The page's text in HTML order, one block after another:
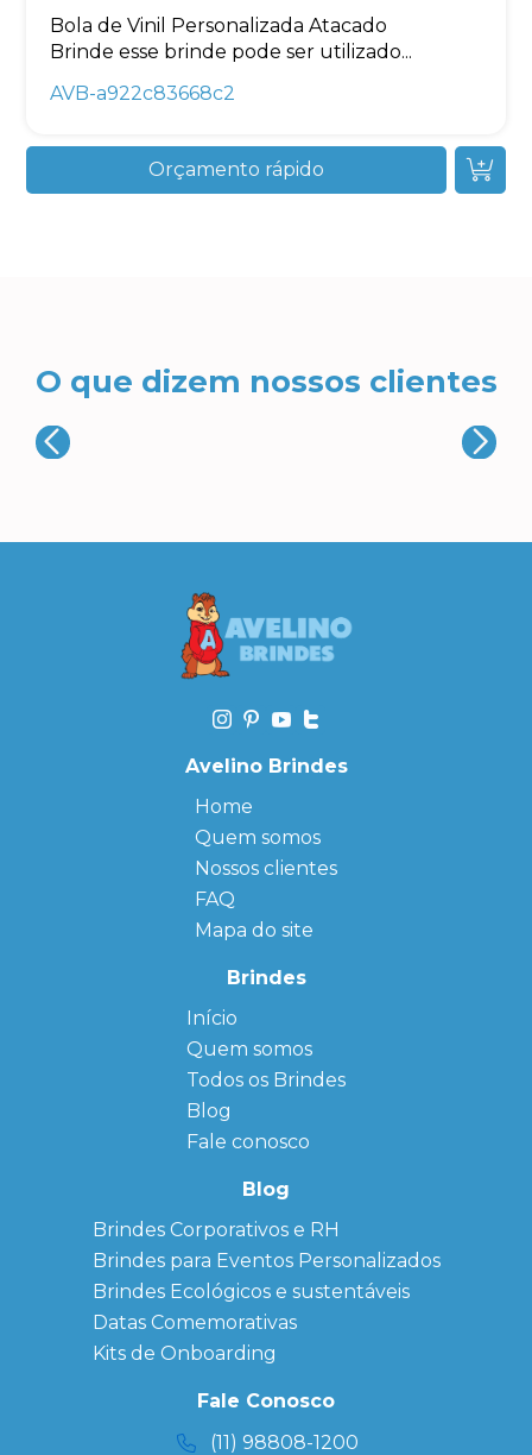
Bola de Vinil Personalizada Atacado
Brinde esse brinde pode ser utilizado...
AVB-a922c83668c2
Orçamento rápido
O que dizem nossos clientes
Avelino Brindes
Home
Quem somos
Nossos clientes
FAQ
Mapa do site
Brindes
Início
Quem somos
← Back
FAQ
Sitemap
Todos os Brindes
← Back
Agendas
Personalizadas
Personalizado
personalizados
Brindes
Corporativos
Copos Térmicos
Personalizados
Datas Especiais
Ecobag
Personalizada
Kits
Blog
Fale conosco
Blog
Brindes Corporativos e RH
Brindes para Eventos Personalizados
Brindes Ecológicos e sustentáveis
Datas Comemorativas
Kits de Onboarding
Fale Conosco
(11) 98808-1200